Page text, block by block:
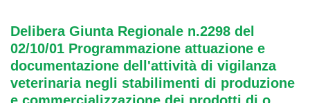
Delibera Giunta Regionale n.2298 del
02/10/01 Programmazione attuazione e
documentazione dell'attività di vigilanza
veterinaria negli stabilimenti di produzione